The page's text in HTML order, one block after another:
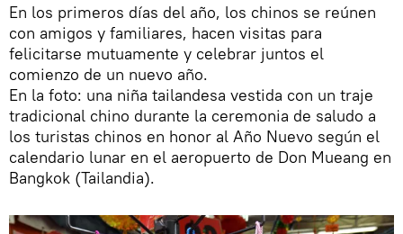
En los primeros días del año, los chinos se reúnen
con amigos y familiares, hacen visitas para
felicitarse mutuamente y celebrar juntos el
comienzo de un nuevo año.
En la foto: una niña tailandesa vestida con un traje
tradicional chino durante la ceremonia de saludo a
los turistas chinos en honor al Año Nuevo según el
calendario lunar en el aeropuerto de Don Mueang en
Bangkok (Tailandia).